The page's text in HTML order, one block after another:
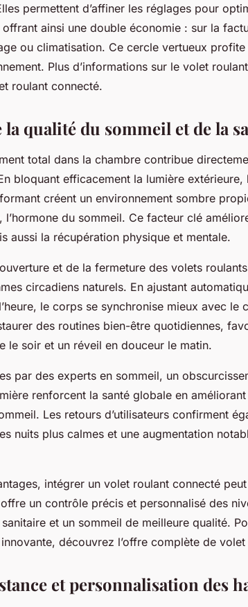
permettent d’affiner les réglages pour
ainsi une double économie : sur la
ou climatisation. Ce cercle vertueux
Plus d’informations sur le volet
roulant connecté.
qualité du sommeil et de la
total dans la chambre contribue
bloquant efficacement la lumière extérieure,
créent un environnement sombre
l’hormone du sommeil. Ce facteur clé
aussi la récupération physique et mentale.
et de la fermeture des volets
circadiens naturels. En ajustant
le corps se synchronise mieux avec le
des routines bien-être quotidiennes,
le soir et un réveil en douceur le matin.
par des experts en sommeil, un
renforcent la santé globale en
Les retours d’utilisateurs confirment
nuits plus calmes et une augmentation
intégrer un volet roulant connecté peut
un contrôle précis et personnalisé des
et un sommeil de meilleure qualité.
découvrez l’offre complète de
et personnalisation des